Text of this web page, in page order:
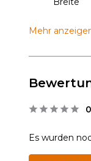
Mehr
0
Es wurden